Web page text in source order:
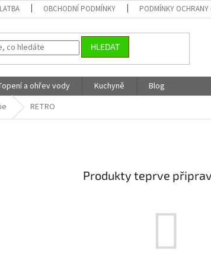
OBCHODNÍ PODMÍNKY PODMÍNKY OCHRANY
HLEDAT
a ohřev vody Kuchyně
Blog
RETRO
Produkty teprve